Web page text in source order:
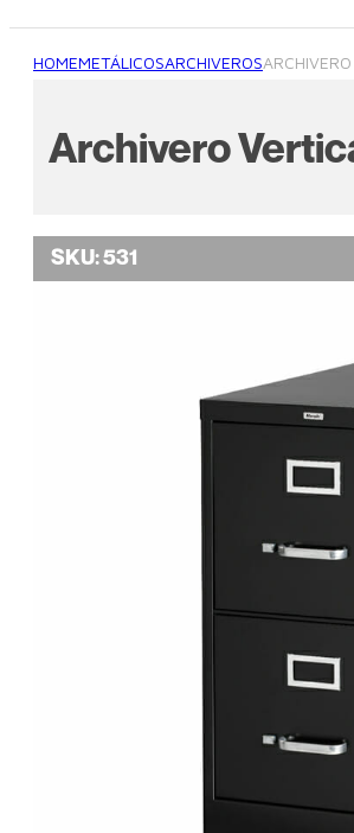
HOMEMETÁLICOSARCHIVEROS
Archivero
SKU:531